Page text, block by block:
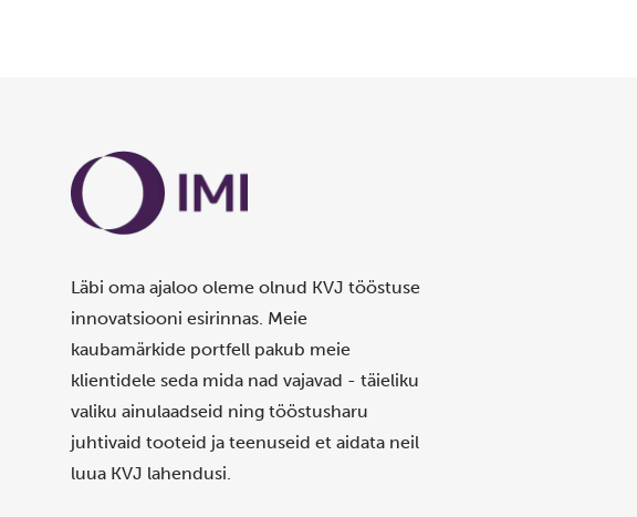
Läbi oma ajaloo oleme olnud KVJ tööstuse
innovatsiooni esirinnas. Meie
kaubamärkide portfell pakub meie
klientidele seda mida nad vajavad - täieliku
valiku ainulaadseid ning tööstusharu
juhtivaid tooteid ja teenuseid et aidata neil
luua KVJ lahendusi.